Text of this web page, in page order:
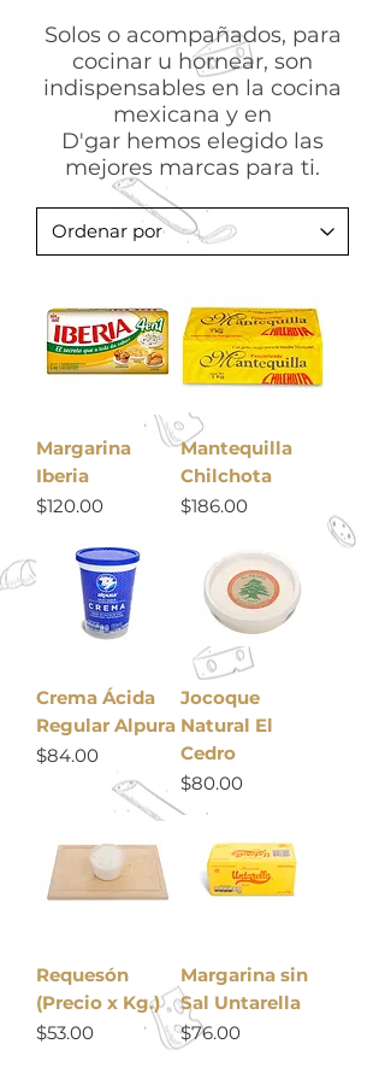
Solos o acompañados, para
cocinar u hornear, son
indispensables en la cocina
mexicana y en
D'gar hemos elegido las
mejores marcas para ti.
Margarina
Iberia
Precio
$120.00
Mantequilla
Chilchota
Precio
$186.00
Crema Ácida
Regular Alpura
Precio
$84.00
Jocoque
Natural El
Cedro
Precio
$80.00
Requesón
(Precio x Kg.)
Precio
$53.00
Margarina sin
Sal Untarella
Precio
$76.00